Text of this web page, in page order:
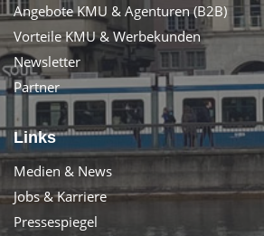
Angebote KMU & Agenturen (B2B)
Vorteile KMU & Werbekunden
Newsletter
Partner
Links
Medien & News
Jobs & Karriere
Pressespiegel